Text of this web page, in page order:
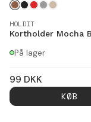
HOLDIT
Kortholder Mocha
På lager
99 DKK
KØB